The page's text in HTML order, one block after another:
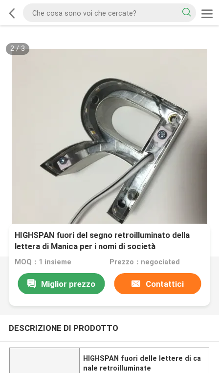
2/3
HIGHSPAN fuori del segno retroilluminato della
lettera di Manica per i nomi di società
MOQ：1 insieme Prezzo：negociated
Miglior prezzo Contattici
DESCRIZIONE DI PRODOTTO
HIGHSPAN fuori delle lettere di ca
nale retroilluminate